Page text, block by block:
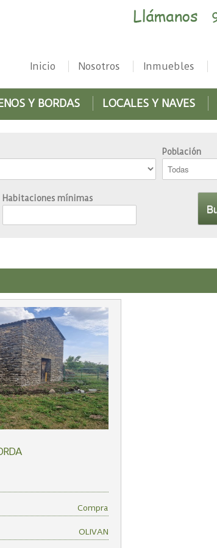
Inicio Nosotros Inmuebles
Y BORDAS LOCALES Y NAVES
Población
Habitaciones mínimas
Compra
OLIVAN